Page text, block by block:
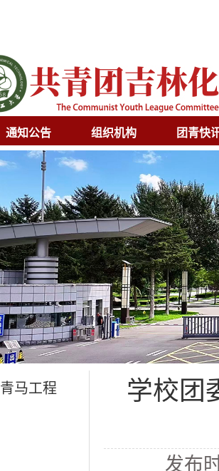
通知公告 组织机构 团青快
青马工程 学校团
发布